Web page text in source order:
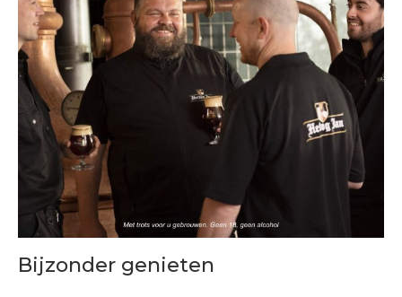
Bijzonder genieten